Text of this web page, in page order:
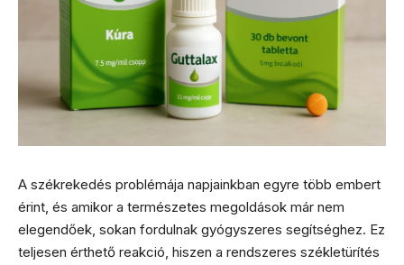
A székrekedés problémája napjainkban egyre több embert
érint, és amikor a természetes megoldások már nem
elegendőek, sokan fordulnak gyógyszeres segítséghez. Ez
teljesen érthető reakció, hiszen a rendszeres székletürítés